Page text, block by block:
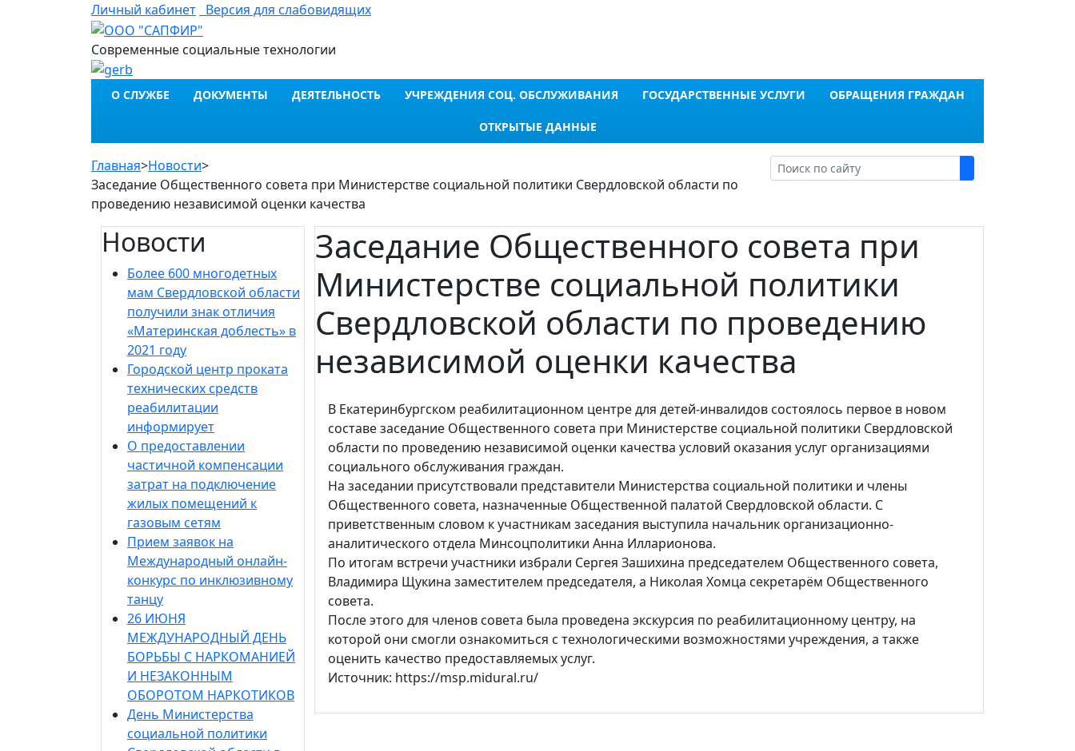
Личный кабинет Версия для слабовидящих
Современные социальные технологии
О СЛУЖБЕ ДОКУМЕНТЫ ДЕЯТЕЛЬНОСТЬ УЧРЕЖДЕНИЯ СОЦ. ОБСЛУЖИВАНИЯ ГОСУДАРСТВЕННЫЕ УСЛУГИ ОБРАЩЕНИЯ ГРАЖДАН
ОТКРЫТЫЕ ДАННЫЕ
Главная>Новости>
Заседание Общественного совета при Министерстве социальной политики Свердловской области по
проведению независимой оценки качества
Новости
Более 600 многодетных
мам Свердловской области
получили знак отличия
«Материнская доблесть» в
2021 году
Городской центр проката
технических средств
реабилитации
информирует
О предоставлении
частичной компенсации
затрат на подключение
жилых помещений к
газовым сетям
Прием заявок на
Международный онлайн-
конкурс по инклюзивному
танцу
26 ИЮНЯ
МЕЖДУНАРОДНЫЙ ДЕНЬ
БОРЬБЫ С НАРКОМАНИЕЙ
И НЕЗАКОННЫМ
ОБОРОТОМ НАРКОТИКОВ
День Министерства
социальной политики
Заседание Общественного совета при
Министерстве социальной политики
Свердловской области по проведению
независимой оценки качества
В Екатеринбургском реабилитационном центре для детей-инвалидов состоялось первое в новом
составе заседание Общественного совета при Министерстве социальной политики Свердловской
области по проведению независимой оценки качества условий оказания услуг организациями
социального обслуживания граждан.
На заседании присутствовали представители Министерства социальной политики и члены
Общественного совета, назначенные Общественной палатой Свердловской области. С
приветственным словом к участникам заседания выступила начальник организационно-
аналитического отдела Минсоцполитики Анна Илларионова.
По итогам встречи участники избрали Сергея Зашихина председателем Общественного совета,
Владимира Щукина заместителем председателя, а Николая Хомца секретарём Общественного
совета.
После этого для членов совета была проведена экскурсия по реабилитационному центру, на
которой они смогли ознакомиться с технологическими возможностями учреждения, а также
оценить качество предоставляемых услуг.
Источник: https://msp.midural.ru/